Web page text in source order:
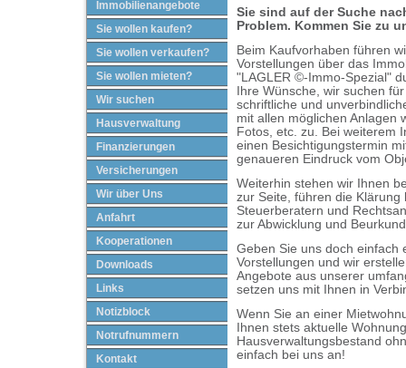
Immobilienangebote
Sie wollen kaufen?
Sie wollen verkaufen?
Sie wollen mieten?
Wir suchen
Hausverwaltung
Finanzierungen
Versicherungen
Wir über Uns
Anfahrt
Kooperationen
Downloads
Links
Notizblock
Notrufnummern
Kontakt
Sie sind auf der Suche
Problem. Kommen Sie zu
Beim Kaufvorhaben führen
Vorstellungen über das
"LAGLER ©-Immo-Spezial"
Ihre Wünsche, wir suchen
schriftliche und
mit allen möglichen Anlagen
Fotos, etc. zu. Bei weiterem
einen Besichtigungstermin
genaueren Eindruck vom
Weiterhin stehen wir Ihnen
zur Seite, führen die Klärung
Steuerberatern und
zur Abwicklung und
Geben Sie uns doch einfach
Vorstellungen und wir
Angebote aus unserer
setzen uns mit Ihnen in
Wenn Sie an einer
Ihnen stets aktuelle
Hausverwaltungsbestand
einfach bei uns an!